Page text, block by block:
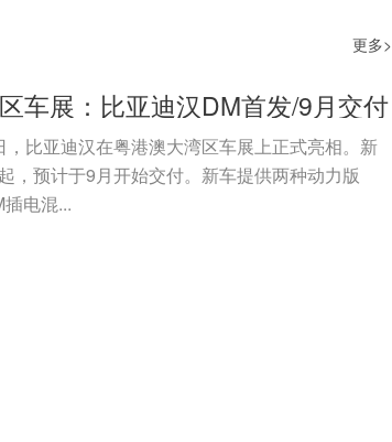
更多>
车展：比亚迪汉DM首发/9月交付
，比亚迪汉在粤港澳大湾区车展上正式亮相。新
，预计于9月开始交付。新车提供两种动力版
电混...